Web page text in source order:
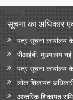
सूचना का अधिकार
पत्र सूचना कार्यालय
पीआईबी, मुख्यालय नई
पत्र सूचना कार्यालय
लोक शिकायत
आन्‍तरिक शिकायत